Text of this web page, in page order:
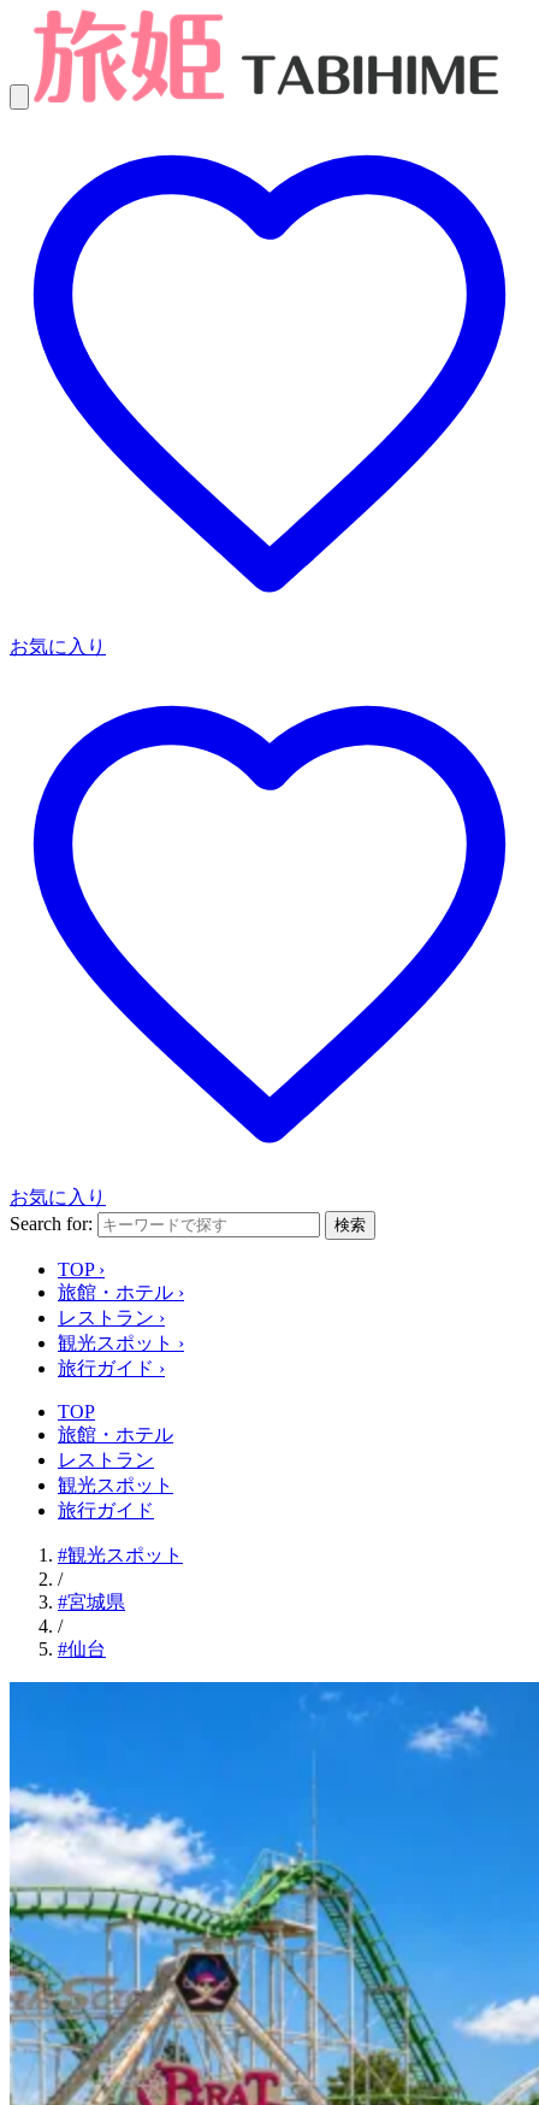
お気に入り
お気に入り
Search for:
検索
TOP ›
旅館・ホテル ›
レストラン ›
観光スポット ›
旅行ガイド ›
TOP
旅館・ホテル
レストラン
観光スポット
旅行ガイド
#観光スポット
/
#宮城県
/
#仙台